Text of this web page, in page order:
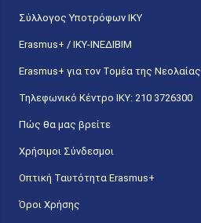
Σύλλογος Υποτρόφων ΙΚΥ
Erasmus+ / ΙΚΥ-ΙΝΕΔΙΒΙΜ
Erasmus+ για τον Τομέα της Νεολαίας
Τηλεφωνικό Κέντρο IKY: 210 3726300
Πώς θα μας βρείτε
Χρήσιμοι Σύνδεσμοι
Οπτική Ταυτότητα Erasmus+
Όροι Χρήσης